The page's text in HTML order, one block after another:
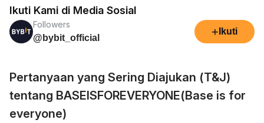
Ikuti Kami di Media Sosial
Followers
@bybit_official
+ Ikuti
Pertanyaan yang Sering Diajukan (T&J)
tentang BASEISFOREVERYONE(Base is for
everyone)